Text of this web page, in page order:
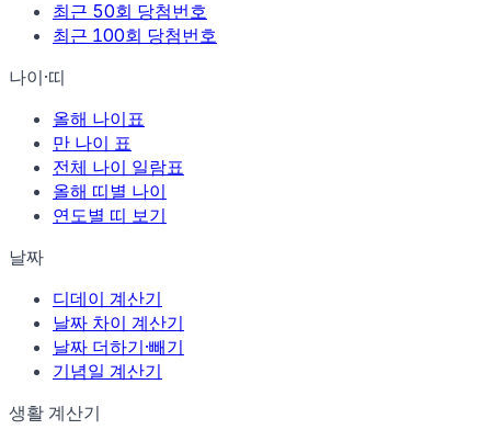
최근 50회 당첨번호
최근 100회 당첨번호
나이·띠
올해 나이표
만 나이 표
전체 나이 일람표
올해 띠별 나이
연도별 띠 보기
날짜
디데이 계산기
날짜 차이 계산기
날짜 더하기·빼기
기념일 계산기
생활 계산기